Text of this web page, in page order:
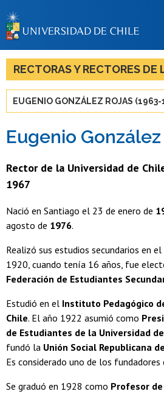
BIBLIOTECAS
LA
Estudiantes
Académicas/os
Funcionarias/os
RECTORAS Y RECTORES DE
EUGENIO GONZÁLEZ ROJAS
Eugenio González
Rector de la Universidad de
1967
Nació en Santiago el 23 de enero de
agosto de 1976.
Realizó sus estudios secundarios en el
1920, cuando tenía 16 años, fue
Federación de Estudiantes
Estudió en el Instituto Pedagógico
Chile. El año 1922 asumió como
de Estudiantes de la Universidad
fundó la Unión Social Republicana
Es considerado uno de los fundadores
Se graduó en 1928 como Profesor